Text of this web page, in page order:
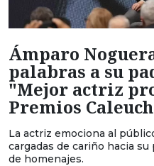
Ámparo
palabras a su
"Mejor actriz
Premios
La actriz emociona al
cargadas de cariño hacia
de homenajes.